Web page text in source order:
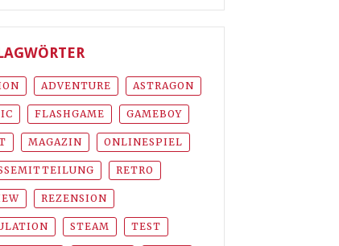
ADVENTURE ASTRAGON
FLASHGAME GAMEBOY
MAGAZIN ONLINESPIEL
RETRO
REZENSION
STEAM TEST